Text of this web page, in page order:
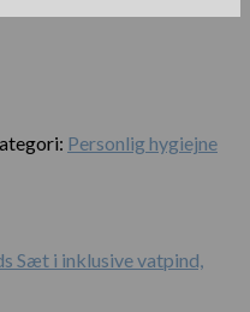
Personlig hygiejne